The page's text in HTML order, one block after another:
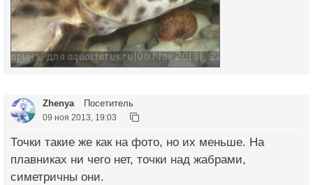
Zhenya Посетитель
09 ноя 2013, 19:03
Точки такие же как на фото, но их меньше. На
плавниках ни чего нет, точки над жабрами,
симетричны они.